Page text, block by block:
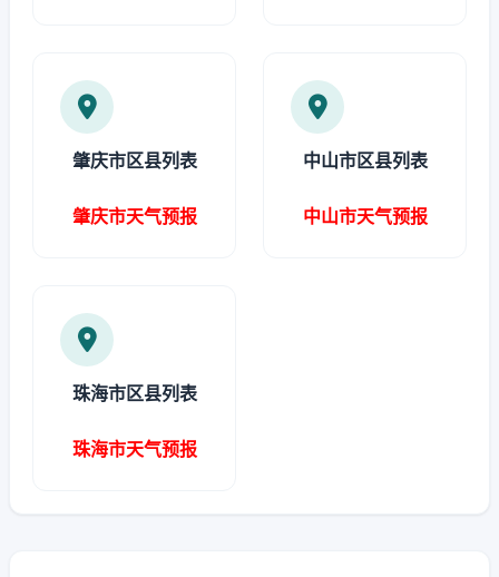
肇庆市区县列表
肇庆市天气预报
中山市区县列表
中山市天气预报
珠海市区县列表
珠海市天气预报